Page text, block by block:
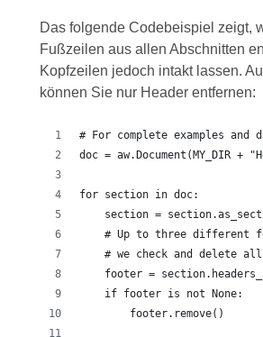
Das folgende Codebeispiel zeigt,
Fußzeilen aus allen Abschnitten
Kopfzeilen jedoch intakt lassen.
können Sie nur Header entfernen: